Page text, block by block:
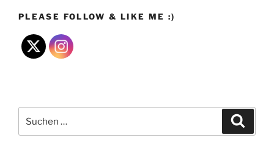
PLEASE FOLLOW & LIKE ME :)
nach: